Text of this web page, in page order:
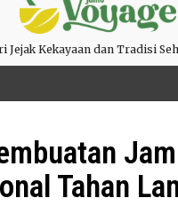
Jejak Kekayaan dan Tradisi
Tahan